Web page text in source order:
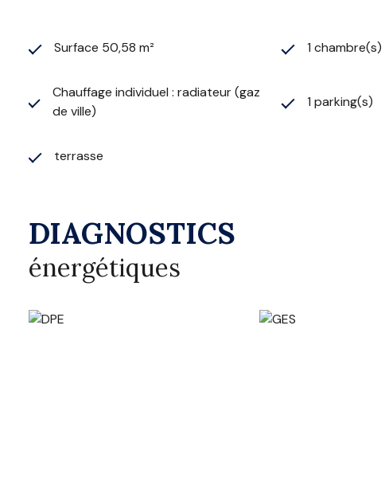
Surface 50,58 m² 1 chambre(s)
Chauffage individuel : radiateur (gaz
de ville)
1 parking(s)
terrasse
DIAGNOSTICS
énergétiques